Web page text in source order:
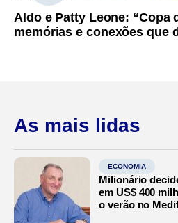
Aldo e Patty Leone: “Copa
memórias e conexões que
As mais lidas
ECONOMIA
Milionário
em US$ 400
o verão no